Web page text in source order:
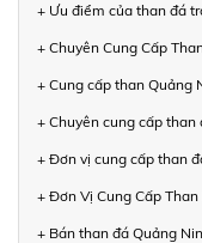
+ Ưu điểm của than đá
+ Chuyên Cung Cấp
+ Cung cấp than Quảng
+ Chuyên cung cấp
+ Đơn vị cung cấp than
+ Đơn Vị Cung Cấp
+ Bán than đá Quảng